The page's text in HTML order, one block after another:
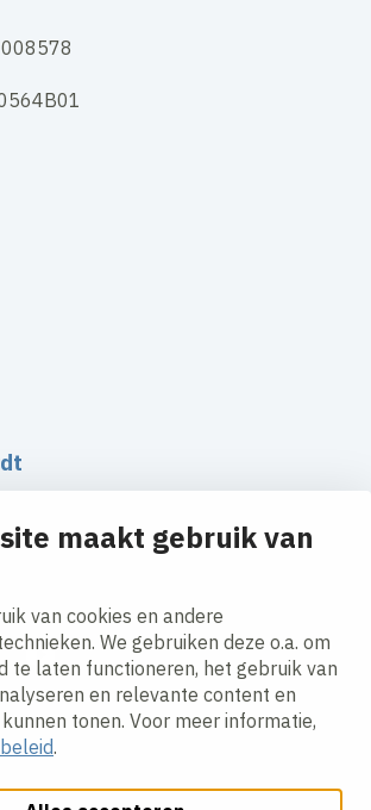
maakt gebruik van
van cookies en andere
We gebruiken deze o.a. om
te laten functioneren, het gebruik van
en relevante content en
tonen. Voor meer informatie,
.
YouTube